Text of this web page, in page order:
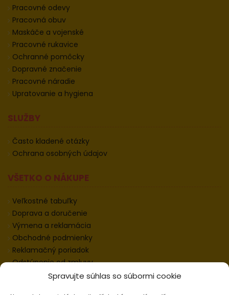
Spravujte súhlas so súbormi cookie
Pracovné odevy
Pracovná obuv
Maskáče a vojenské
Pracovné rukavice
Ochranné pomôcky
Dopravné značenie
Pracovné náradie
Upratovanie a hygiena
SLUŽBY
Často kladené otázky
Ochrana osobných údajov
VŠETKO O NÁKUPE
Veľkostné tabuľky
Doprava a doručenie
Výmena a reklamácia
Obchodné podmienky
Reklamačný poriadok
Odstúpenie od zmluvy
Informácie k odstúpeniu